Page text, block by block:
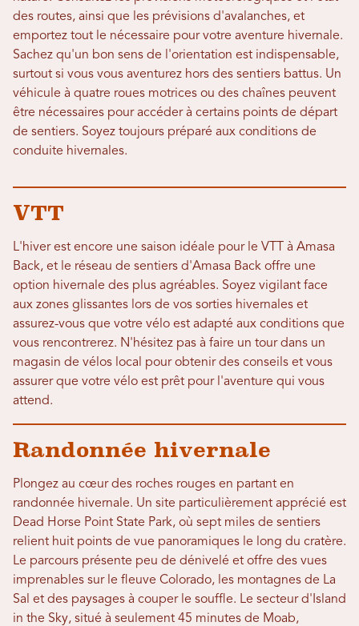
des routes, ainsi que les prévisions d'avalanches, et
emportez tout le nécessaire pour votre aventure hivernale.
Sachez qu'un bon sens de l'orientation est indispensable,
surtout si vous vous aventurez hors des sentiers battus. Un
véhicule à quatre roues motrices ou des chaînes peuvent
être nécessaires pour accéder à certains points de départ
de sentiers. Soyez toujours préparé aux conditions de
conduite hivernales.
VTT
L'hiver est encore une saison idéale pour le VTT à Amasa
Back, et le réseau de sentiers d'Amasa Back offre une
option hivernale des plus agréables. Soyez vigilant face
aux zones glissantes lors de vos sorties hivernales et
assurez-vous que votre vélo est adapté aux conditions que
vous rencontrerez. N'hésitez pas à faire un tour dans un
magasin de vélos local pour obtenir des conseils et vous
assurer que votre vélo est prêt pour l'aventure qui vous
attend.
Randonnée hivernale
Plongez au cœur des roches rouges en partant en
randonnée hivernale. Un site particulièrement apprécié est
Dead Horse Point State Park, où sept miles de sentiers
relient huit points de vue panoramiques le long du cratère.
Le parcours présente peu de dénivelé et offre des vues
imprenables sur le fleuve Colorado, les montagnes de La
Sal et des paysages à couper le souffle. Le secteur d'Island
in the Sky, situé à seulement 45 minutes de Moab,